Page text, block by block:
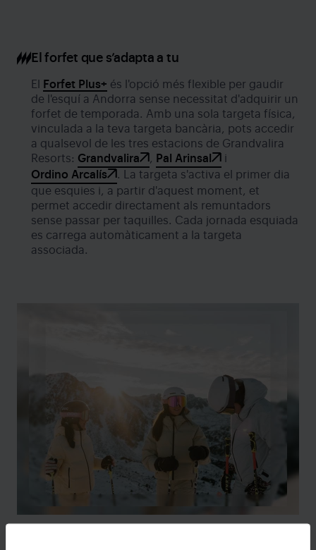
El forfet que s’adapta a tu
El Forfet Plus+ és l'opció més flexible per gaudir
de l'esquí a Andorra sense necessitat d'adquirir un
forfet de temporada. Amb una sola targeta física,
vinculada a la teva targeta bancària, pots accedir
a qualsevol de les tres estacions de Grandvalira
Resorts: Grandvalira , Pal Arinsal
i
Ordino Arcalís
. La targeta s'activa el primer dia
que esquies i, a partir d'aquest moment, et
permet accedir directament als remuntadors
sense passar per taquilles. Cada jornada esquiada
es carrega automàticament a la targeta
associada.